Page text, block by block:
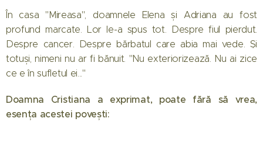
În casa "Mireasa", doamnele Elena și Adriana au fost
profund marcate. Lor le-a spus tot. Despre fiul pierdut.
Despre cancer. Despre bărbatul care abia mai vede. Și
totuși, nimeni nu ar fi bănuit. "Nu exteriorizează. Nu ai zice
ce e în sufletul ei..."
Doamna Cristiana a exprimat, poate fără să vrea,
esența acestei povești: